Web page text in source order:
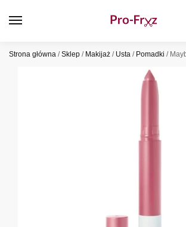
Strona główna /Sklep / Makijaż / Usta / Pomadki /